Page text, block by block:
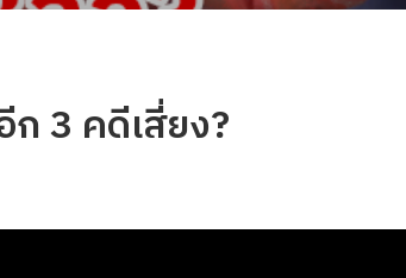
3 คดีเสี่ยง?